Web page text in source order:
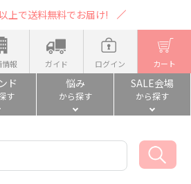
上で送料無料でお届け!
報 ガイド ログイン カート
ド
す
悩み
から探す
SALE会場
から探す